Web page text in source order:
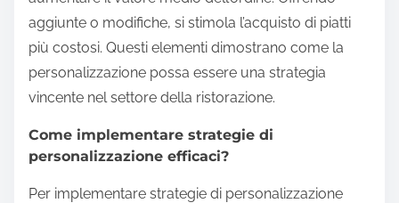
aggiunte o modifiche, si stimola l’acquisto di piatti
più costosi. Questi elementi dimostrano come la
personalizzazione possa essere una strategia
vincente nel settore della ristorazione.
Come implementare strategie di
personalizzazione efficaci?
Per implementare strategie di personalizzazione